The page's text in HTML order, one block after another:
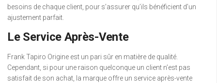
besoins de chaque client, pour s’assurer qu’ils bénéficient d’un
ajustement parfait.
Le Service Après-Vente
Frank Tapiro Origine est un pari sûr en matière de qualité.
Cependant, si pour une raison quelconque un client n’est pas
satisfait de son achat, la marque offre un service après-vente